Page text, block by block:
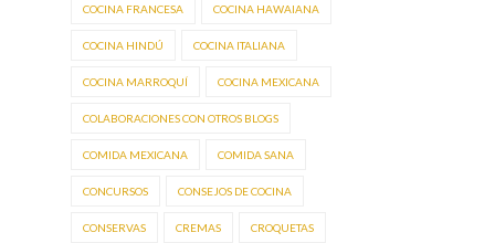
COCINA FRANCESA COCINA HAWAIANA
COCINA HINDÚ COCINA ITALIANA
COCINA MARROQUÍ COCINA MEXICANA
COLABORACIONES CON OTROS BLOGS
COMIDA MEXICANA COMIDA SANA
CONCURSOS CONSEJOS DE COCINA
CONSERVAS CREMAS CROQUETAS